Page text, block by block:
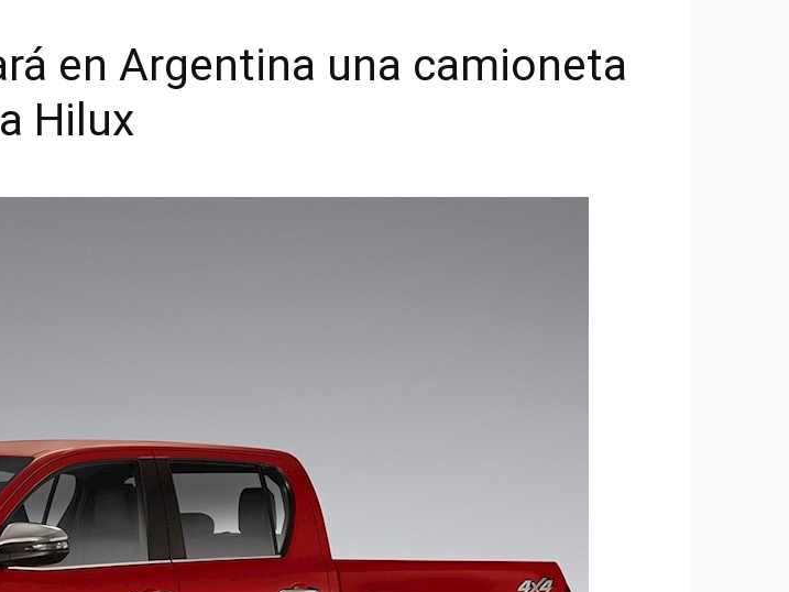
en Argentina una camioneta
Hilux